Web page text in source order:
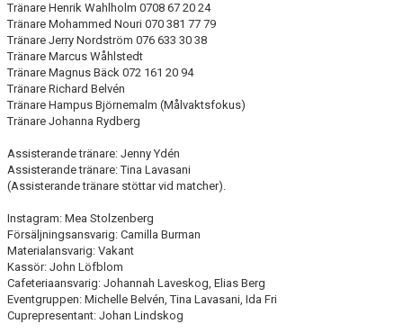
DOKUMENT
Tränare Henrik Wahlholm 0708 67 20 24
Tränare Mohammed Nouri 070 381 77 79
Tränare Jerry Nordström 076 633 30 38
Tränare Marcus Wåhlstedt
Tränare Magnus Bäck 072 161 20 94
Tränare Richard Belvén
Tränare Hampus Björnemalm (Målvaktsfokus)
Tränare Johanna Rydberg
Assisterande tränare: Jenny Ydén
Assisterande tränare: Tina Lavasani
(Assisterande tränare stöttar vid matcher).
Instagram: Mea Stolzenberg
Försäljningsansvarig: Camilla Burman
Materialansvarig: Vakant
Kassör: John Löfblom
Cafeteriaansvarig: Johannah Laveskog, Elias Berg
Eventgruppen: Michelle Belvén, Tina Lavasani, Ida Fri
Cuprepresentant: Johan Lindskog